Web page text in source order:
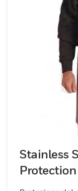
Stainless